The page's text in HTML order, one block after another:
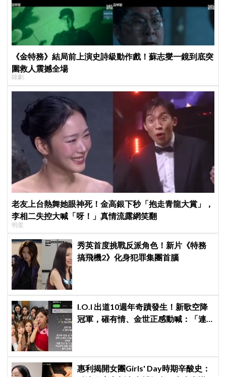
《金特務》結局前上演史詩級動作戲！蘇志燮一鏡到底突
圍救人震撼全場
韓劇
老友上台熱舞她眼神死！金高銀下秒「抱走青龍大賞」，
李相二失控大喊「呀！」真情流露網笑翻
明星
秀英首度挑戰反派角色！新片《特務
搞飛機2》化身犯罪集團首腦
I.O.I 出道10週年奇蹟發生！新歌空降
冠軍，磪有情、金世正感動喊：「連
惠利揭開女團Girls' Day時期辛酸史：